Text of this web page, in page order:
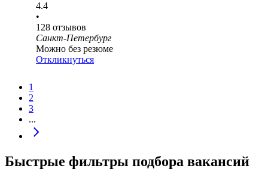
4.4
•
128 отзывов
Санкт-Петербург
Можно без резюме
Откликнуться
1
2
3
...
Быстрые фильтры подбора вакансий